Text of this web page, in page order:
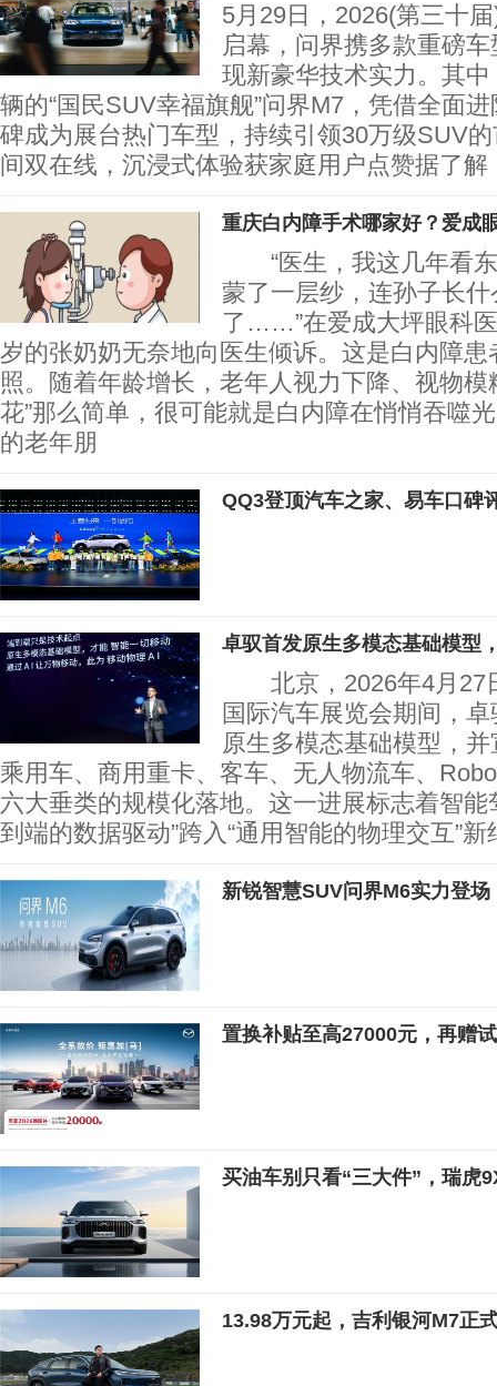
5月29日，2026(第三十
启幕，问界携多款重磅
现新豪华技术实力。其
辆的“国民SUV幸福旗舰”问界M7，凭借全面
碑成为展台热门车型，持续引领30万级SUV
间双在线，沉浸式体验获家庭用户点赞据了解
重庆白内障手术哪家好？爱成
“医生，我这几年看
蒙了一层纱，连孙子长
了……”在爱成大坪眼科
岁的张奶奶无奈地向医生倾诉。这是白内障
照。随着年龄增长，老年人视力下降、视物模
花”那么简单，很可能就是白内障在悄悄吞
的老年朋
QQ3登顶汽车之家、易车口碑
卓驭首发原生多模态基础模型
北京，2026年4月27
国际汽车展览会期间，
原生多模态基础模型，
乘用车、商用重卡、客车、无人物流车、
六大垂类的规模化落地。这一进展标志着智能
到端的数据驱动”跨入“通用智能的物理交互”新
新锐智慧SUV问界M6实力登场
置换补贴至高27000元，再赠
买油车别只看“三大件”，瑞虎
13.98万元起，吉利银河M7正